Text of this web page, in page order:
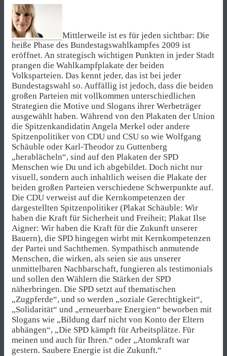
Mittlerweile ist es für jeden sichtbar: Die
heiße Phase des Bundestagswahlkampfes 2009 ist
eröffnet. An strategisch wichtigen Punkten in jeder Stadt
prangen die Wahlkampfplakate der beiden
Volksparteien. Das kennt jeder, das ist bei jeder
Bundestagswahl so. Auffällig ist jedoch, dass die beiden
großen Parteien mit vollkommen unterschiedlichen
Strategien die Motive und Slogans ihrer Werbeträger
ausgewählt haben. Während von den Plakaten der Union
die Spitzenkandidatin Angela Merkel oder andere
Spitzenpolitiker von CDU und CSU so wie Wolfgang
Schäuble oder Karl-Theodor zu Guttenberg
„herablächeln“, sind auf den Plakaten der SPD
Menschen wie Du und ich abgebildet. Doch nicht nur
visuell, sondern auch inhaltlich weisen die Plakate der
beiden großen Parteien verschiedene Schwerpunkte auf.
Die CDU verweist auf die Kernkompetenzen der
dargestellten Spitzenpolitiker (Plakat Schäuble: Wir
haben die Kraft für Sicherheit und Freiheit; Plakat Ilse
Aigner: Wir haben die Kraft für die Zukunft unserer
Bauern), die SPD hingegen wirbt mit Kernkompetenzen
der Partei und Sachthemen. Sympathisch anmutende
Menschen, die wirken, als seien sie aus unserer
unmittelbaren Nachbarschaft, fungieren als testimonials
und sollen den Wählern die Stärken der SPD
näherbringen. Die SPD setzt auf thematischen
„Zugpferde“, und so werden „soziale Gerechtigkeit“,
„Solidarität“ und „erneuerbare Energien“ beworben mit
Slogans wie „Bildung darf nicht von Konto der Eltern
abhängen“, „Die SPD kämpft für Arbeitsplätze. Für
meinen und auch für Ihren.“ oder „Atomkraft war
gestern. Saubere Energie ist die Zukunft.“